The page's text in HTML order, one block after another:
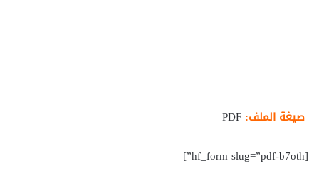
صيغة الملف:
[hf_form slug=”pdf-b7oth”]